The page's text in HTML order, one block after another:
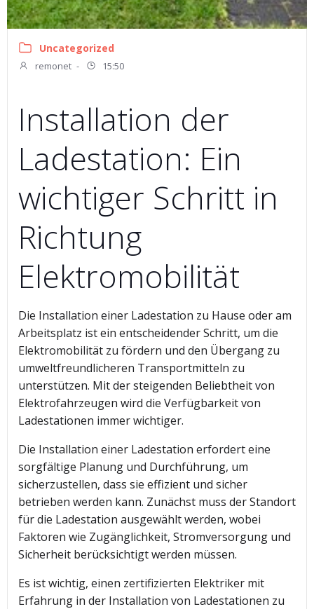
Uncategorized
remonet - 15:50
Installation der
Ladestation: Ein
wichtiger Schritt in
Richtung
Elektromobilität
Die Installation einer Ladestation zu Hause oder am
Arbeitsplatz ist ein entscheidender Schritt, um die
Elektromobilität zu fördern und den Übergang zu
umweltfreundlicheren Transportmitteln zu
unterstützen. Mit der steigenden Beliebtheit von
Elektrofahrzeugen wird die Verfügbarkeit von
Ladestationen immer wichtiger.
Die Installation einer Ladestation erfordert eine
sorgfältige Planung und Durchführung, um
sicherzustellen, dass sie effizient und sicher
betrieben werden kann. Zunächst muss der Standort
für die Ladestation ausgewählt werden, wobei
Faktoren wie Zugänglichkeit, Stromversorgung und
Sicherheit berücksichtigt werden müssen.
Es ist wichtig, einen zertifizierten Elektriker mit
Erfahrung in der Installation von Ladestationen zu